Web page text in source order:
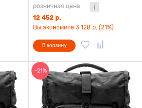
розничная цена
12 452 р.
Вы экономите 3 128 р. (21%)
В корзину
-21%